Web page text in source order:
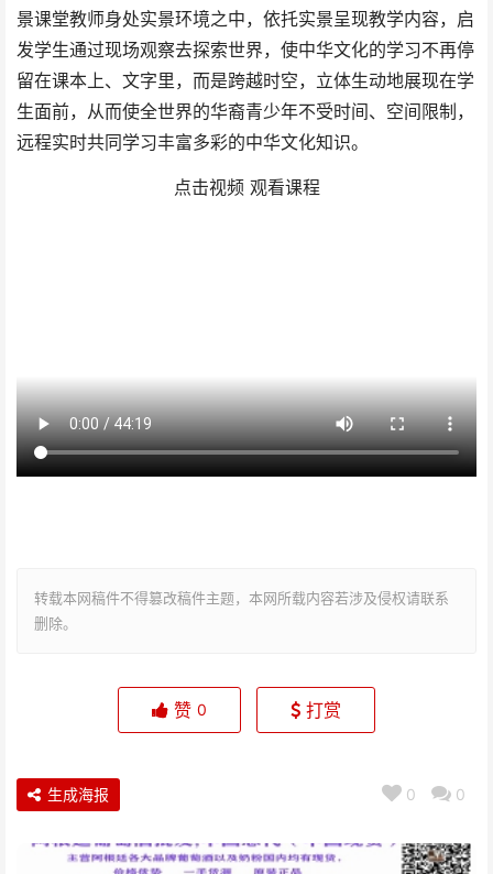
景课堂教师身处实景环境之中，依托实景呈现教学内容，启
发学生通过现场观察去探索世界，使中华文化的学习不再停
留在课本上、文字里，而是跨越时空，立体生动地展现在学
生面前，从而使全世界的华裔青少年不受时间、空间限制，
远程实时共同学习丰富多彩的中华文化知识。
点击视频 观看课程
转载本网稿件不得篡改稿件主题，本网所载内容若涉及侵权请联系
删除。
赞 0 打赏
0 0
生成海报